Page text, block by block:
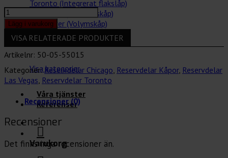
Toronto (Integrerat flakslåp)
Las Vegas (Lättviktskåp)
Vancouver (Volymskåp)
Tillbehör för bilar
Visa kategorier
Våra tjänster
Referenser
Varukorg
Säkring-/reläsats
C-
lås
(Krävs
för
lås)
mängd
Lägg i varukorg
VISA RELATERADE PRODUKTER
Artikelnr: 50-05-55015
Kategorier:Reservdelar Chicago, Reservdelar Kåpor, Reservdelar
Las Vegas, Reservdelar Toronto
Recensioner (0)
Recensioner
Det finns inga recensioner än.